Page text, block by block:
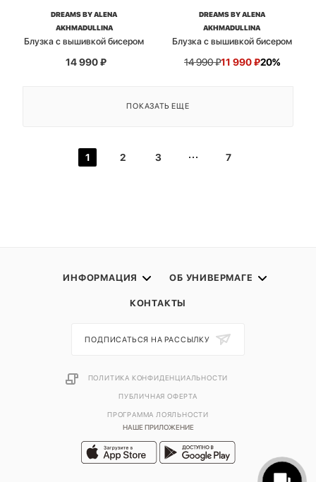
DREAMS BY ALENA
AKHMADULLINA
Блузка с вышивкой бисером
14 990₽
DREAMS BY ALENA
AKHMADULLINA
Блузка с вышивкой бисером
14 990₽11 990₽20%
ПОКАЗАТЬ ЕЩЕ
1 2 3 7
ИНФОРМАЦИЯ ОБ УНИВЕРМАГЕ
КОНТАКТЫ
НАШЕ ПРИЛОЖЕНИЕ
ПОДПИСАТЬСЯ НА РАССЫЛКУ
ПОЛИТИКА КОНФИДЕНЦИАЛЬНОСТИ
ПУБЛИЧНАЯ ОФЕРТА
ПРОГРАММА ЛОЯЛЬНОСТИ